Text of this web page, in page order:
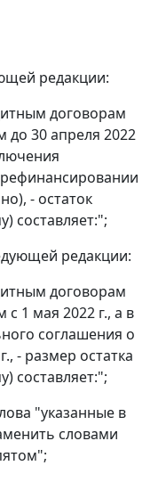
редакции:
договорам
до 30 апреля 2022
- остаток
составляет:";
редакции:
договорам
1 мая 2022 г., а в
соглашения о
- размер остатка
составляет:";
"указанные в
словами